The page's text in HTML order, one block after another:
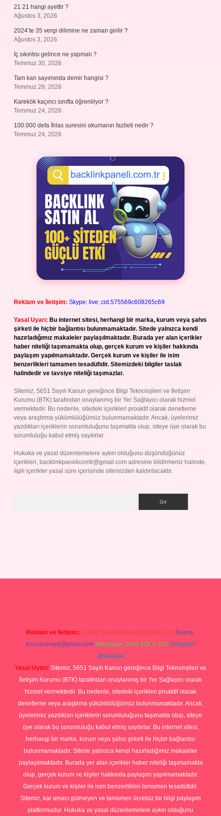
21 21 hangi ayettir ?
Ağustos 3, 2026
2024’te 35 vergi dilimine ne zaman girilir ?
Ağustos 3, 2026
İç sıkıntısı gelince ne yapmalı ?
Temmuz 30, 2026
Tam kan sayımında demir hangisi ?
Temmuz 28, 2026
Karekök kaçıncı sınıfta öğreniliyor ?
Temmuz 24, 2026
100.000 defa İhlas suresini okumanın fazileti nedir ?
Temmuz 24, 2026
Reklam ve İletişim: Skype: live:.cid.575569c608265c69
Yasal Uyarı: Bu internet sitesi, herhangi bir marka, kurum veya şahıs
şirketi ile hiçbir bağlantısı bulunmamaktadır. Sitede yalnızca kendi
hazırladığımız makaleler paylaşılmaktadır. Burada yer alan içerikler
haber niteliği taşımamakta olup, gerçek kurum ve kişiler hakkında
paylaşım yapılmamaktadır. Gerçek kurum ve kişiler ile isim
benzerlikleri tamamen tesadüfidir. Sitemizdeki bilgiler taslak
halindedir ve tavsiye niteliği taşımazlar.
Sitemiz, 5651 Sayılı Kanun gereğince Bilgi Teknolojileri ve İletişim
Kurumu (BTK) tarafından onaylanmış bir Yer Sağlayıcı olarak hizmet
vermektedir. Bu nedenle, sitedeki içerikleri proaktif olarak denetleme
veya araştırma yükümlülüğümüz bulunmamaktadır. Ancak, üyelerimiz
yazdıkları içeriklerin sorumluluğunu taşımakta olup, siteye üye olarak bu
sorumluluğu kabul etmiş sayılırlar.
Hukuka ve yasal düzenlemelere aykırı olduğunu düşündüğünüz
içerikleri, backlinkpanelicomtr@gmail.com adresine bildirmeniz halinde,
ilgili içerikler yasal süre içerisinde sitemizden kaldırılacaktır.
Reklam ve İletişim: E-mail: backlinkpaneli@gmail.com Teams:
forumhizmeti@gmail.com Whatsapp: 0262 606 0 726 Telegram:
@karabul
Yasal Uyarı: Sitemiz, 5651 Sayılı Kanun gereğince Bilgi Teknolojileri ve
İletişim Kurumu (BTK) tarafından onaylanmış bir Yer Sağlayıcı olarak
hizmet vermektedir. Bu nedenle, sitedeki içerikleri proaktif olarak
denetleme veya araştırma yükümlülüğümüz bulunmamaktadır. Ancak,
üyelerimiz yazdıkları içeriklerin sorumluluğunu taşımakta olup, siteye
üye olarak bu sorumluluğu kabul etmiş sayılırlar. Bu internet sitesi,
herhangi bir marka, kurum veya şahıs şirketi ile hiçbir bağlantısı
bulunmamaktadır. Sitede yalnızca kendi hazırladığımız makaleler
paylaşılmaktadır. Burada yer alan içerikler haber niteliği taşımamakta
olup, gerçek kurum ve kişiler hakkında paylaşım yapılmamaktadır.
Gerçek kurum ve kişiler ile isim benzerlikleri tamamen tesadüfidir.
Sitemiz, kar amacı gütmeyen ve tamamen ücretsiz bir bilgi paylaşım
platformudur. Hukuka ve yasal düzenlemelere aykırı olduğunu